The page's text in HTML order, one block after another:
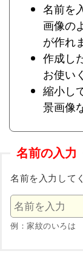
名前を
画像の
が作れ
作成し
お使い
縮小し
景画像
名前の入力
名前を入力して
例：家紋のいろは